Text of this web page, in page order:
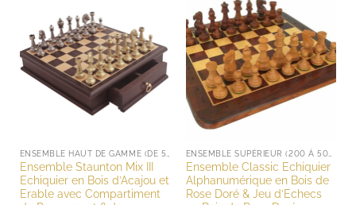
Ensemble Staunton Mix III
Echiquier en Bois d’Acajou et
Erable avec Compartiment
Ensemble Classic Echiquier
Alphanumérique en Bois de
Rose Doré & Jeu d’Echecs